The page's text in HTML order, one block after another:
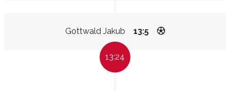
Gottwald Jakub 13:5
13:24